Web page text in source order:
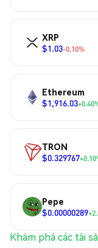
XRP
$1.03-0.10%
Ethereum
$1,916.03
TRON
$0.329767
Pepe
$0.00000289
Khám phá các tài